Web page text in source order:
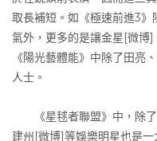
取長補短。如《極速前進3
氣外，更多的是讓金星[微博
《陽光藝體能》中除了田亮
人士。
《星毬者聯盟》中，除了
建州[微博]等娛樂明星也是一